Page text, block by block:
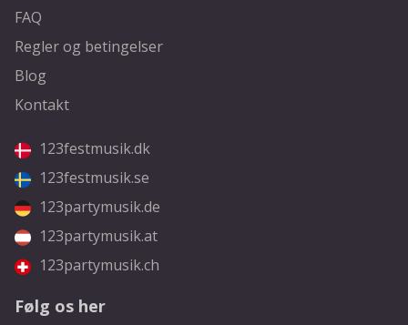
FAQ
Regler og betingelser
Blog
Kontakt
123festmusik.dk
123festmusik.se
123partymusik.de
123partymusik.at
123partymusik.ch
Følg os her